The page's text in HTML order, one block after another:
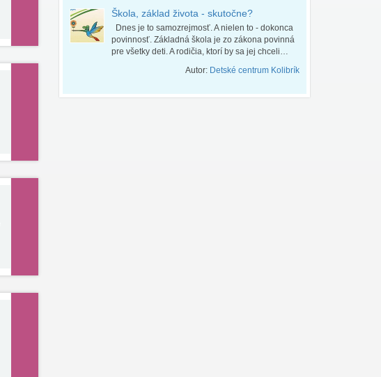
Škola, základ života - skutočne?
Dnes je to samozrejmosť. A nielen to - dokonca
povinnosť. Základná škola je zo zákona povinná
pre všetky deti. A rodičia, ktorí by sa jej chceli…
Autor: Detské centrum Kolibrík